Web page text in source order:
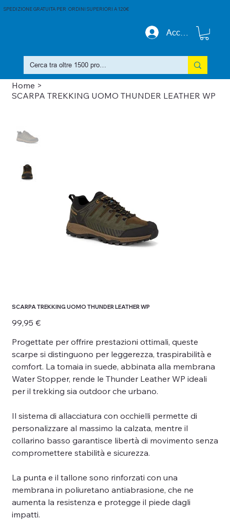
Accedi
SPEDIZIONE GRATUITA PER ORDINI SUPERIORI A 120€
Home >
SCARPA TREKKING UOMO THUNDER LEATHER WP
SCARPA TREKKING UOMO THUNDER LEATHER WP
Prezzo
99,95 €
Progettate per offrire prestazioni ottimali, queste
scarpe si distinguono per leggerezza, traspirabilità e
comfort. La tomaia in suede, abbinata alla membrana
Water Stopper, rende le Thunder Leather WP ideali
per il trekking sia outdoor che urbano.
Il sistema di allacciatura con occhielli permette di
personalizzare al massimo la calzata, mentre il
collarino basso garantisce libertà di movimento senza
compromettere stabilità e sicurezza.
La punta e il tallone sono rinforzati con una
membrana in poliuretano antiabrasione, che ne
aumenta la resistenza e protegge il piede dagli
impatti.